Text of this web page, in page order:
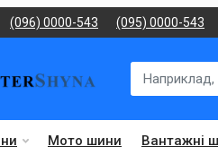
(096) 0000-543 (095) 0000-543
Мото шини Вантажні